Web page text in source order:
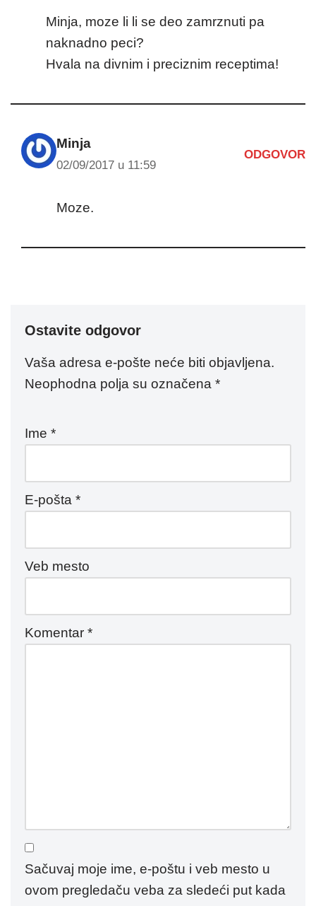
Minja, moze li li se deo zamrznuti pa
naknadno peci?
Hvala na divnim i preciznim receptima!
Minja
02/09/2017 u 11:59
ODGOVOR
Moze.
Ostavite odgovor
Vaša adresa e-pošte neće biti objavljena.
Neophodna polja su označena *
Ime *
E-pošta *
Veb mesto
Komentar *
Sačuvaj moje ime, e-poštu i veb mesto u
ovom pregledaču veba za sledeći put kada